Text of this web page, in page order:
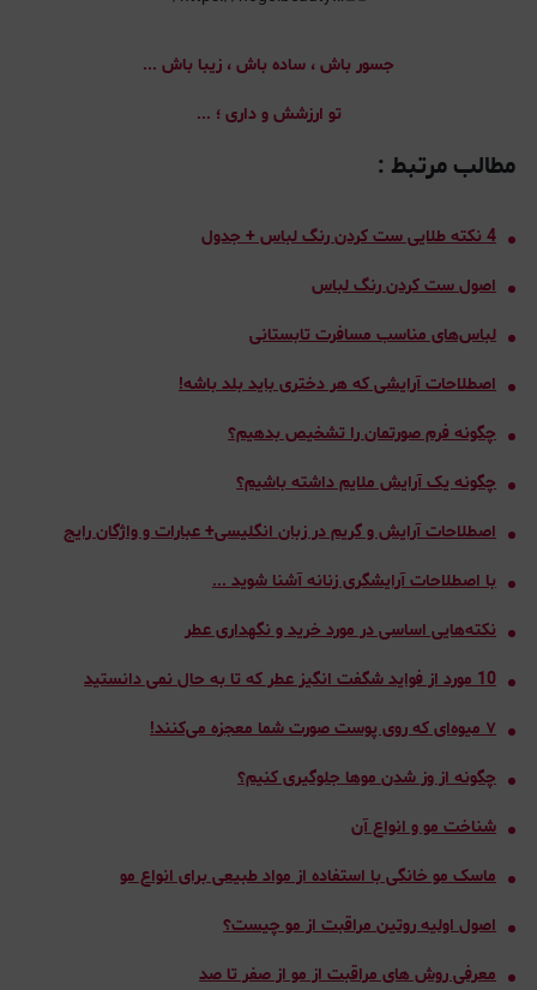
جسور باش ، ساده باش ، زیبا باش ...
تو ارزشش و داری ؛ ...
مطالب مرتبط :
4 نکته طلایی ست کردن رنگ لباس + جدول
اصول ست کردن رنگ لباس
لباس‌های مناسب مسافرت تابستانی
اصطلاحات آرایشی که هر دختری باید بلد باشه!
چگونه فرم صورتمان را تشخیص بدهیم؟
چگونه یک آرایش ملایم داشته باشیم؟
اصطلاحات آرايش و گريم در زبان انگلیسی+ عبارات و واژگان رایج
با اصطلاحات آرایشگری زنانه آشنا شوید ...
نکته‌هایی اساسی در مورد خرید و نگهداری عطر
10 مورد از فواید شگفت انگیز عطر که تا به حال نمی دانستید
٧ میوه‌ای که روی پوست صورت شما معجزه می‌کنند!
چگونه از وز شدن موها جلوگیری کنیم؟
شناخت مو و انواع آن
ماسک مو خانگی با استفاده از مواد طبیعی برای انواع مو
اصول اولیه روتین مراقبت از مو چیست؟
معرفی روش های مراقبت از مو از صفر تا صد